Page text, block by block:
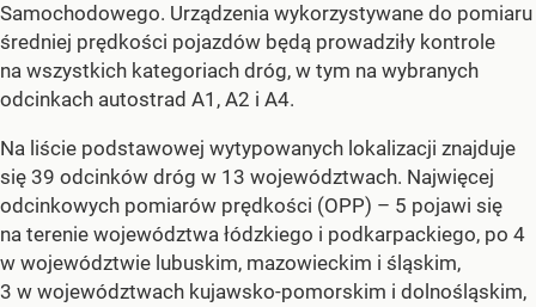
Samochodowego. Urządzenia wykorzystywane do pomiaru
średniej prędkości pojazdów będą prowadziły kontrole
na wszystkich kategoriach dróg, w tym na wybranych
odcinkach autostrad A1, A2 i A4.
Na liście podstawowej wytypowanych lokalizacji znajduje
się 39 odcinków dróg w 13 województwach. Najwięcej
odcinkowych pomiarów prędkości (OPP) – 5 pojawi się
na terenie województwa łódzkiego i podkarpackiego, po 4
w województwie lubuskim, mazowieckim i śląskim,
3 w województwach kujawsko-pomorskim i dolnośląskim,